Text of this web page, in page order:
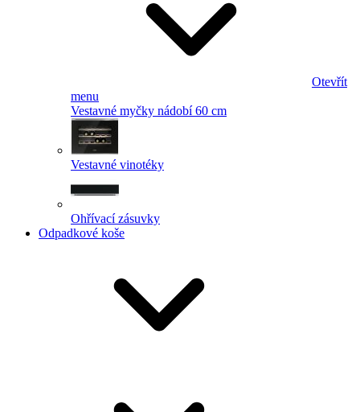
Otevřít
menu
Vestavné myčky nádobí 60 cm
Vestavné vinotéky
Ohřívací zásuvky
Odpadkové koše